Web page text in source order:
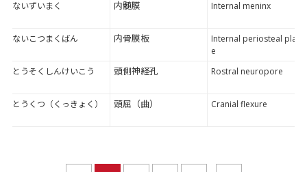
ないずいまく 内髄膜 Internal meninx
ないこつまくばん 内骨膜板
Internal periosteal plat
e
とうそくしんけいこう
頭側神経孔 Rostral neuropore
とうくつ（くっきょく） 頭屈（曲） Cranial flexure